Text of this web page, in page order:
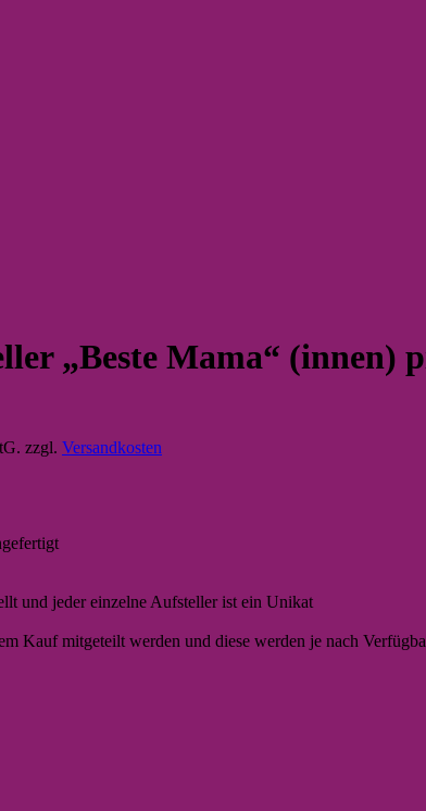
„Beste Mama“ (innen)
zzgl. Versandkosten
und jeder einzelne Aufsteller ist ein Unikat
Kauf mitgeteilt werden und diese werden je nach